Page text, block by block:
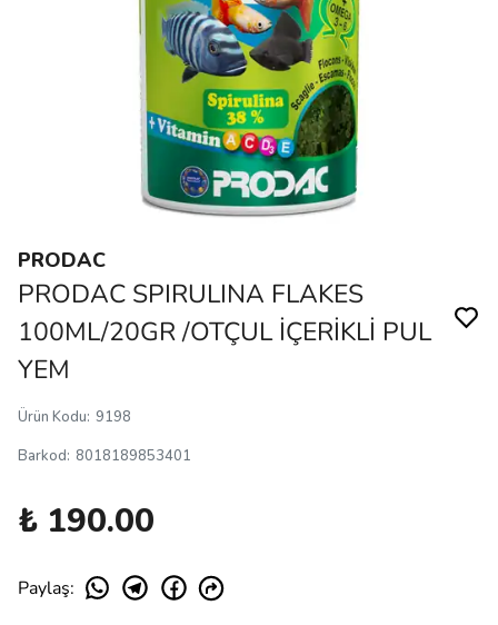
PRODAC
PRODAC SPIRULINA FLAKES
100ML/20GR /OTÇUL İÇERİKLİ PUL
YEM
Ürün Kodu: 9198
Barkod: 8018189853401
₺ 190.00
Paylaş: